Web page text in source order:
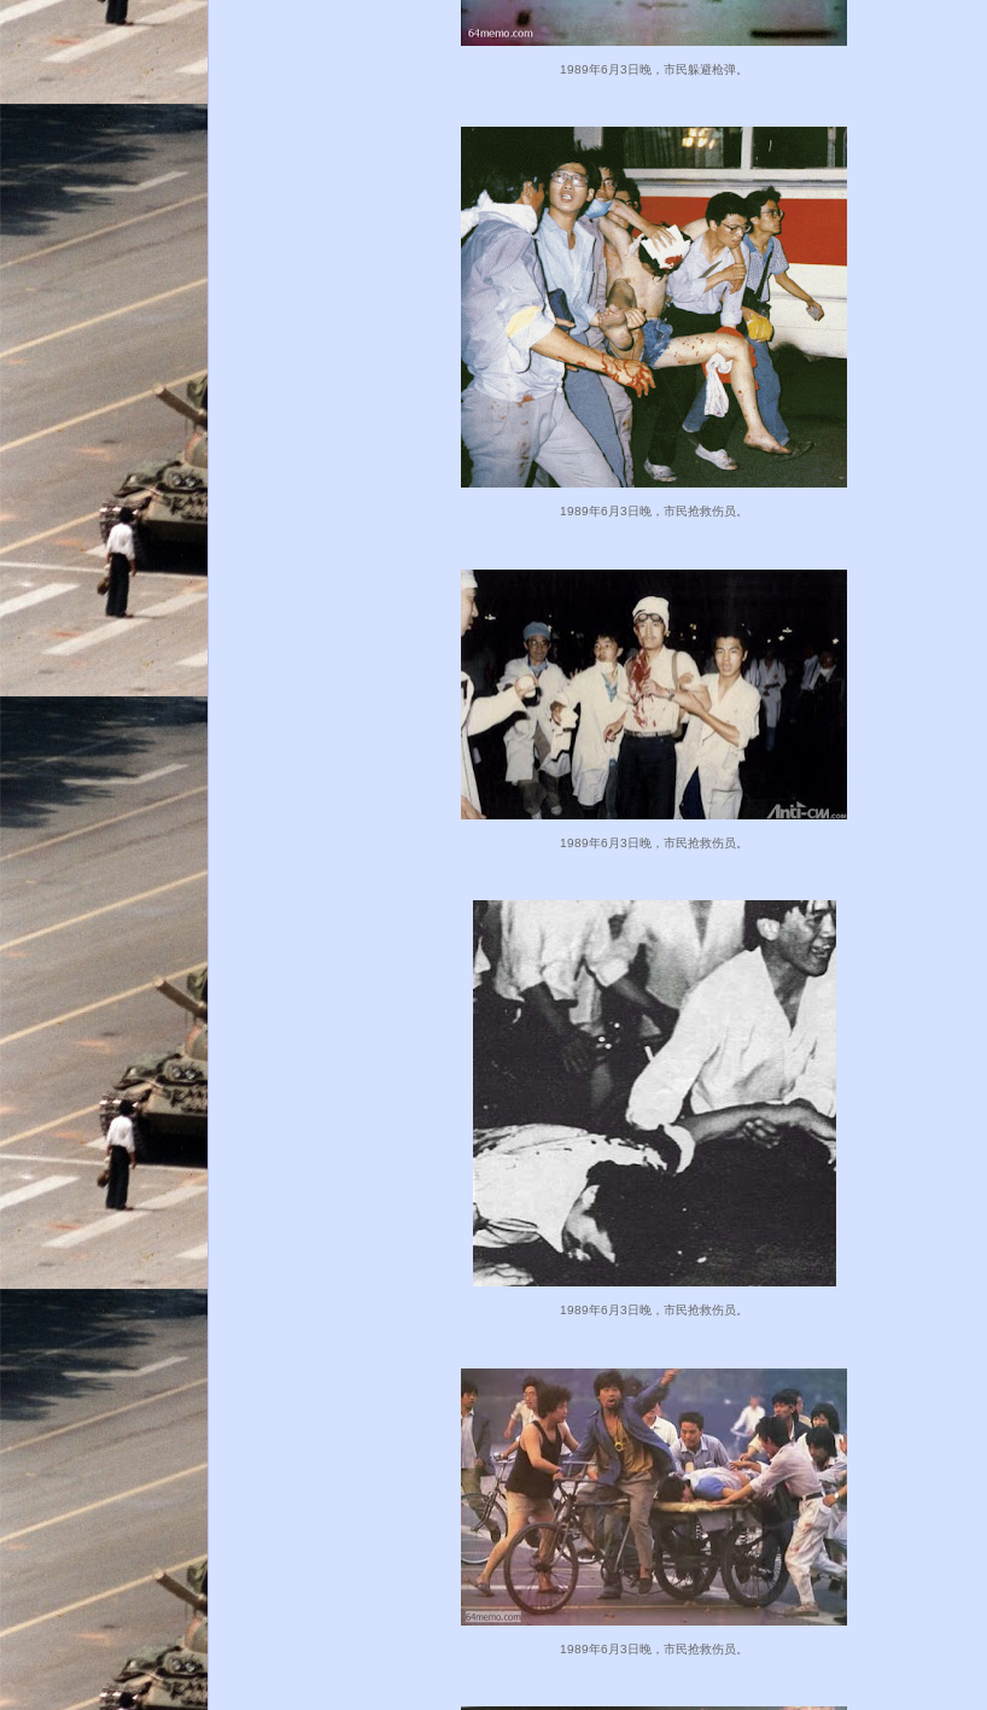
1989年6月3日晚，市民躲避枪弹。
1989年6月3日晚，市民抢救伤员。
1989年6月3日晚，市民抢救伤员。
1989年6月3日晚，市民抢救伤员。
1989年6月3日晚，市民抢救伤员。